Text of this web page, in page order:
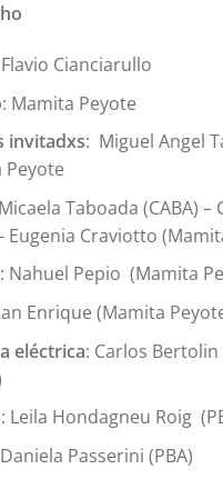
Flavio Cianciarullo
: Mamita Peyote
invitadxs: Miguel Angel
Peyote
Taboada (CABA) –
Eugenia Craviotto
: Nahuel Pepio (Mamita
Enrique (Mamita
eléctrica: Carlos
: Leila Hondagneu Roig
Passerini (PBA)